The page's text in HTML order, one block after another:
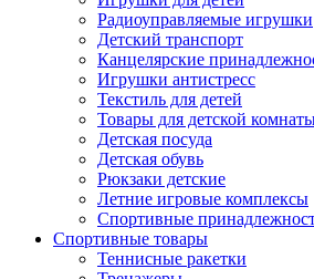
Радиоуправляемые игрушки
Детский транспорт
Канцелярские
Игрушки антистресс
Текстиль для детей
Товары для детской
Детская посуда
Детская обувь
Рюкзаки детские
Летние игровые комплексы
Спортивные
Спортивные товары
Теннисные ракетки